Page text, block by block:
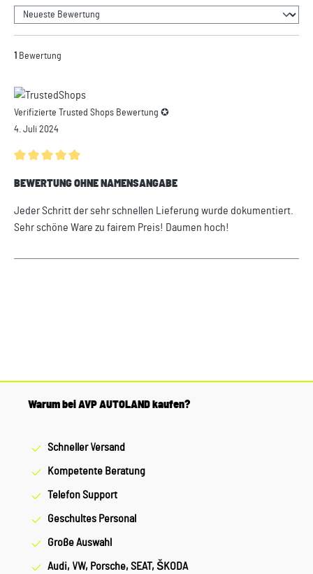
1 Bewertung
Verifizierte Trusted Shops Bewertung ✪
4. Juli 2024
BEWERTUNG OHNE NAMENSANGABE
Jeder Schritt der sehr schnellen Lieferung wurde dokumentiert.
Sehr schöne Ware zu fairem Preis! Daumen hoch!
Warum bei AVP AUTOLAND kaufen?
Schneller Versand
Kompetente Beratung
Telefon Support
Geschultes Personal
Große Auswahl
Audi, VW, Porsche, SEAT, ŠKODA